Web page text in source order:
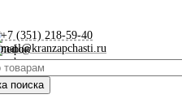
+7 (351) 218-59-40
mail@kranzapchasti.ru